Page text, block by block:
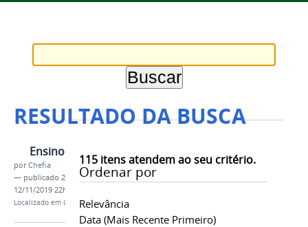
RESULTADO DA BUSCA
115itens atendem ao seu critério.
Ordenar por
Relevância
Data (mais Recente Primeiro)
Ensino
porChefia
— publicado 21/10/2019 —última modificação
12/11/2019 22h04
Localizado em Contents /Menu /Atividades